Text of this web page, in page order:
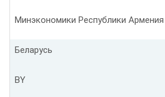
Минэкономики Республики Армения
Беларусь
BY